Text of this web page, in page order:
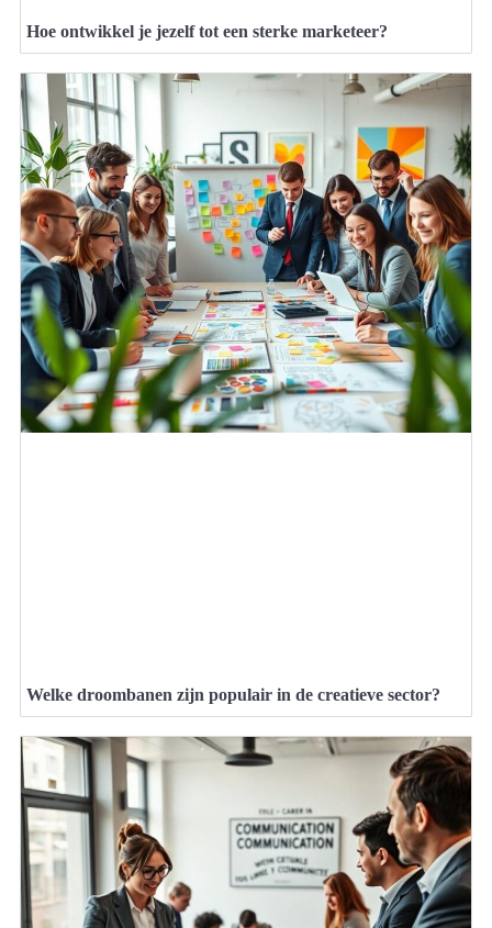
Hoe ontwikkel je jezelf tot een sterke marketeer?
Welke droombanen zijn populair in de creatieve sector?